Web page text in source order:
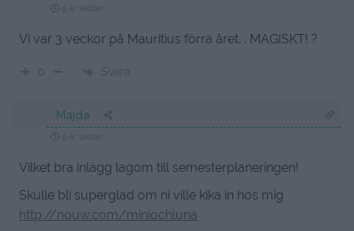
Vi var 3 veckor på Mauritius förra året. . MAGISKT! ?
0 Svara
Majda
Vilket bra inlägg lagom till semesterplaneringen!
Skulle bli superglad om ni ville kika in hos mig
http://nouw.com/miniochluna